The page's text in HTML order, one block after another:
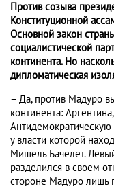
Против созыва
Конституционной
Основной закон
социалистической
континента. Но
дипломатическая
– Да, против Мадуро
континента:
у власти которой
Мишель Бачелет.
разделился в своем
стороне Мадуро лишь